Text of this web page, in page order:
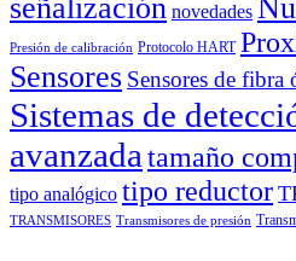
señalización novedades
Presión de calibración Protocolo HART
Sensores Sensores de fibra
Sistemas de
avanzada tamaño
tipo analógico tipo reductor
TRANSMISORES Transmisores de presión